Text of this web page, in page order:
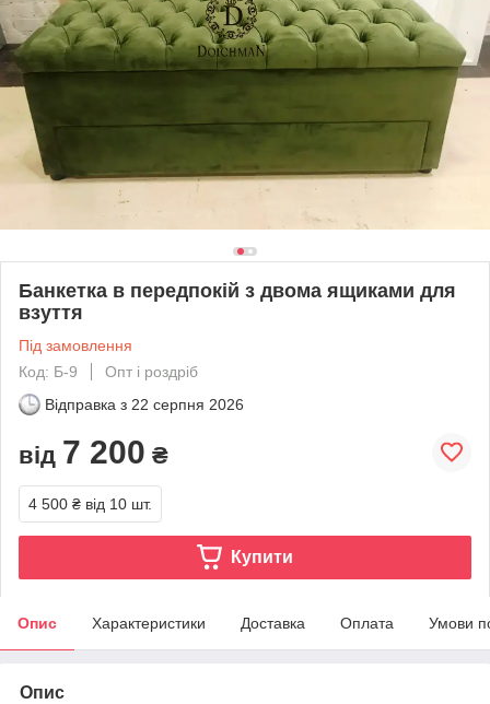
Банкетка в передпокій з двома ящиками для
взуття
Під замовлення
Код: Б-9
Опт і роздріб
Відправка з 22 серпня 2026
від 7 200 ₴
4 500 ₴ від 10 шт.
Купити
Опис Характеристики Доставка Оплата Умови
Опис